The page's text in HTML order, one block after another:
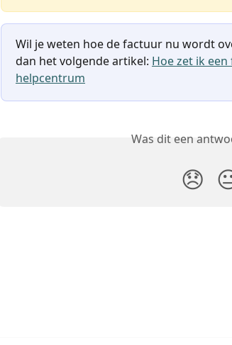
Wil je weten hoe de factuur nu wordt
dan het volgende artikel: Hoe zet ik
helpcentrum
Was dit een
😞